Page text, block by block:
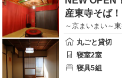
産東寺そば！
～京まいまい～
丸ごと貸切
寝室2室
寝具5組